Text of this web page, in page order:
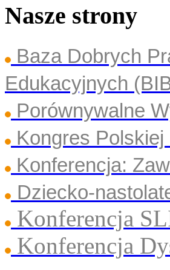
Nasze strony
Baza Dobrych
Edukacyjnych
Porównywalne
Kongres Polskiej
Konferencja:
Dziecko-
Konferencja
Konferencja